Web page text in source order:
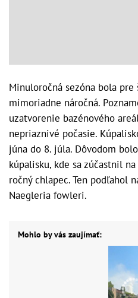
Minuloročná sezóna bola
mimoriadne náročná.
uzatvorenie bazénového
nepriaznivé počasie.
júna do 8. júla. Dôvodom
kúpalisku, kde sa zúčastnil
ročný chlapec. Ten podľahol
Naegleria fowleri.
Mohlo by vás zaujímať: